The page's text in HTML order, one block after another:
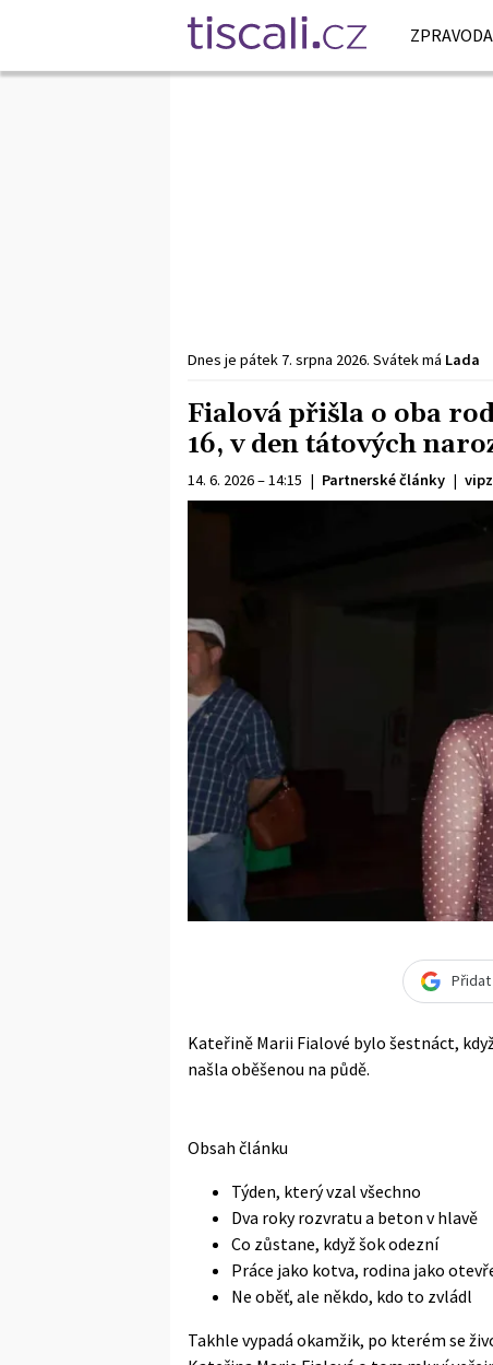
Dnes je pátek 7. srpna 2026. Svátek má Lada
Fialová přišla o oba
16, v den tátových
14. 6. 2026 – 14:15 | Partnerské články |
Kateřině Marii Fialové bylo šestnáct,
našla oběšenou na půdě.
Obsah článku
Týden, který vzal všechno
Dva roky rozvratu a beton v hlavě
Co zůstane, když šok odezní
Práce jako kotva, rodina jako
Ne oběť, ale někdo, kdo to zvládl
Takhle vypadá okamžik, po kterém se